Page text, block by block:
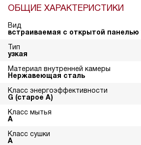
ОБЩИЕ ХАРАКТЕРИСТИКИ
Вид
встраиваемая с открытой панелью
Тип
узкая
Материал внутренней камеры
Нержавеющая сталь
Класс энергоэффективности
G (старое A)
Класс мытья
A
Класс сушки
A